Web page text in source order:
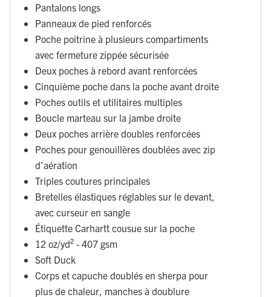
Pantalons longs
Panneaux de pied renforcés
Poche poitrine à plusieurs compartiments
avec fermeture zippée sécurisée
Deux poches à rebord avant renforcées
Cinquième poche dans la poche avant droite
Poches outils et utilitaires multiples
Boucle marteau sur la jambe droite
Deux poches arrière doubles renforcées
Poches pour genouillères doublées avec zip
d'aération
Triples coutures principales
Bretelles élastiques réglables sur le devant,
avec curseur en sangle
Étiquette Carhartt cousue sur la poche
12 oz/yd² - 407 gsm
Soft Duck
Corps et capuche doublés en sherpa pour
plus de chaleur, manches à doublure